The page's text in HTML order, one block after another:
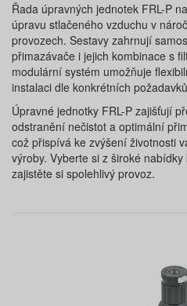
Řada úpravných jednotek FRL-P
úpravu stlačeného vzduchu v
provozech. Sestavy zahrnují
přimazávače i jejich kombinace s
modulární systém umožňuje
instalaci dle konkrétních
Úpravné jednotky FRL-P zajišťují
odstranění nečistot a optimální
což přispívá ke zvýšení životnosti
výroby. Vyberte si z široké
zajistěte si spolehlivý provoz.